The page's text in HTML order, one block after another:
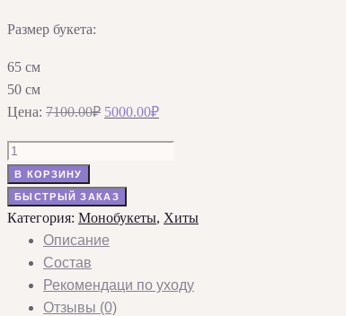
Размер букета:
65 см
50 см
Цена: 7100.00₽ Первоначальная
5000.00₽Текущая
Количество
товара
Букет
«Алый
соблазн»
розы
В КОРЗИНУ
БЫСТРЫЙ ЗАКАЗ
Категория: Монобукеты, Хиты
Описание
Состав
Рекомендаци по уходу
Отзывы (0)